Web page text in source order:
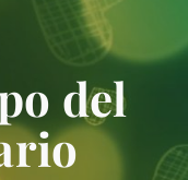
del